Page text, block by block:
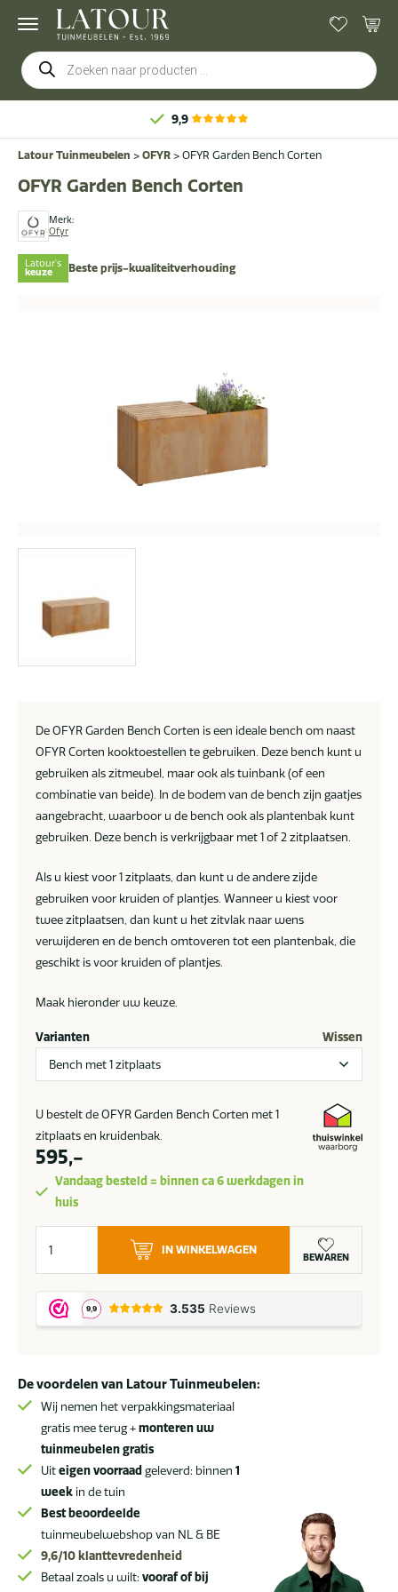
Producten
zoeken
9,9
Latour Tuinmeubelen > OFYR > OFYR Garden Bench Corten
Merk:
Ofyr
OFYR Garden Bench Corten
Latour's
keuze Beste prijs-kwaliteitverhouding
De OFYR Garden Bench Corten is een ideale bench om naast
OFYR Corten kooktoestellen te gebruiken. Deze bench kunt u
gebruiken als zitmeubel, maar ook als tuinbank (of een
combinatie van beide). In de bodem van de bench zijn gaatjes
aangebracht, waarboor u de bench ook als plantenbak kunt
gebruiken. Deze bench is verkrijgbaar met 1 of 2 zitplaatsen.
Als u kiest voor 1 zitplaats, dan kunt u de andere zijde
gebruiken voor kruiden of plantjes. Wanneer u kiest voor
twee zitplaatsen, dan kunt u het zitvlak naar wens
verwijderen en de bench omtoveren tot een plantenbak, die
geschikt is voor kruiden of plantjes.
Maak hieronder uw keuze.
Varianten Wissen
U bestelt de OFYR Garden Bench Corten met 1
zitplaats en kruidenbak.
595,-
Vandaag besteld = binnen ca 6 werkdagen in
huis
Garden
Bench
Corten
aantal
IN WINKELWAGEN
BEWAREN
De voordelen van Latour Tuinmeubelen:
Wij nemen het verpakkingsmateriaal
gratis mee terug +monteren uw
tuinmeubelen gratis
Uiteigen voorraad geleverd: binnen 1
week in de tuin
Best beoordeelde
tuinmeubelwebshop van NL & BE
9,6/10 klanttevredenheid
Betaal zoals u wilt: vooraf of bij